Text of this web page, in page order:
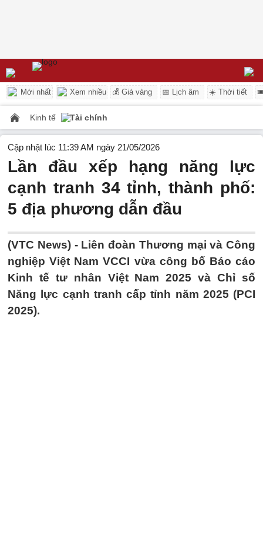
Mới nhất Xem nhiều 💰 Giá vàng 📅 Lịch âm ☀️ Thời tiết
Kinh tế Tài chính
Cập nhật lúc 11:39 AM ngày 21/05/2026
Lần đầu xếp hạng năng lực
cạnh tranh 34 tỉnh, thành phố:
5 địa phương dẫn đầu
(VTC News) - Liên đoàn Thương mại và Công
nghiệp Việt Nam VCCI vừa công bố Báo cáo
Kinh tế tư nhân Việt Nam 2025 và Chỉ số
Năng lực cạnh tranh cấp tỉnh năm 2025 (PCI
2025).